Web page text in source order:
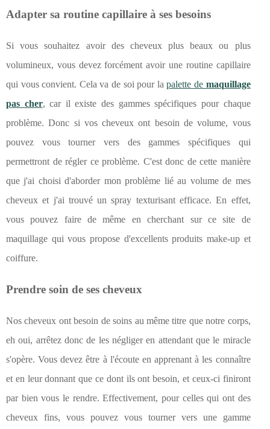
Adapter sa routine capillaire à ses besoins
Si vous souhaitez avoir des cheveux plus beaux ou plus
volumineux, vous devez forcément avoir une routine capillaire
qui vous convient. Cela va de soi pour lapalette de maquillage
pas cher, car il existe des gammes spécifiques pour chaque
problème. Donc si vos cheveux ont besoin de volume, vous
pouvez vous tourner vers des gammes spécifiques qui
permettront de régler ce problème. C'est donc de cette manière
que j'ai choisi d'aborder mon problème lié au volume de mes
cheveux et j'ai trouvé un spray texturisant efficace. En effet,
vous pouvez faire de même en cherchant sur ce site de
maquillage qui vous propose d'excellents produits make-up et
coiffure.
Prendre soin de ses cheveux
Nos cheveux ont besoin de soins au même titre que notre corps,
eh oui, arrêtez donc de les négliger en attendant que le miracle
s'opère. Vous devez être à l'écoute en apprenant à les connaître
et en leur donnant que ce dont ils ont besoin, et ceux-ci finiront
par bien vous le rendre. Effectivement, pour celles qui ont des
cheveux fins, vous pouvez vous tourner vers une gamme